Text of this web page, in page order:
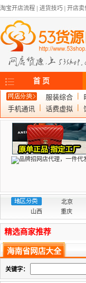
淘宝开店流程 进货技巧 开店卖
首 页
服装综合
手机通讯
话费虚拟
北京
山西
重庆
精选商家推荐
海南省网店大全
关键字：